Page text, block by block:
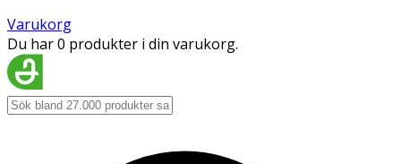
Varukorg
Du har 0 produkter i din varukorg.